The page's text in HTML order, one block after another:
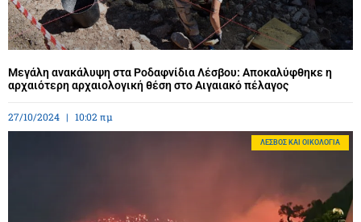
Μεγάλη ανακάλυψη στα Ροδαφνίδια Λέσβου: Αποκαλύφθηκε η
αρχαιότερη αρχαιολογική θέση στο Αιγαιακό πέλαγος
27/10/2024 10:02 πμ
ΛΈΣΒΟΣ ΚΑΙ ΟΙΚΟΛΟΓΊΑ